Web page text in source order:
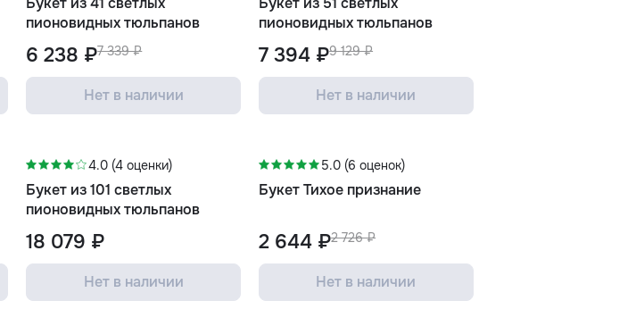
пионовидных тюльпанов
7 339 ₽
6 238 ₽
Нет в наличии
пионовидных тюльпанов
9 129 ₽
7 394 ₽
Нет в наличии
4.0 (4 оценки)
Букет из 101 светлых
пионовидных тюльпанов
18 079 ₽
Нет в наличии
5.0 (6 оценок)
Букет Тихое признание
2 726 ₽
2 644 ₽
Нет в наличии